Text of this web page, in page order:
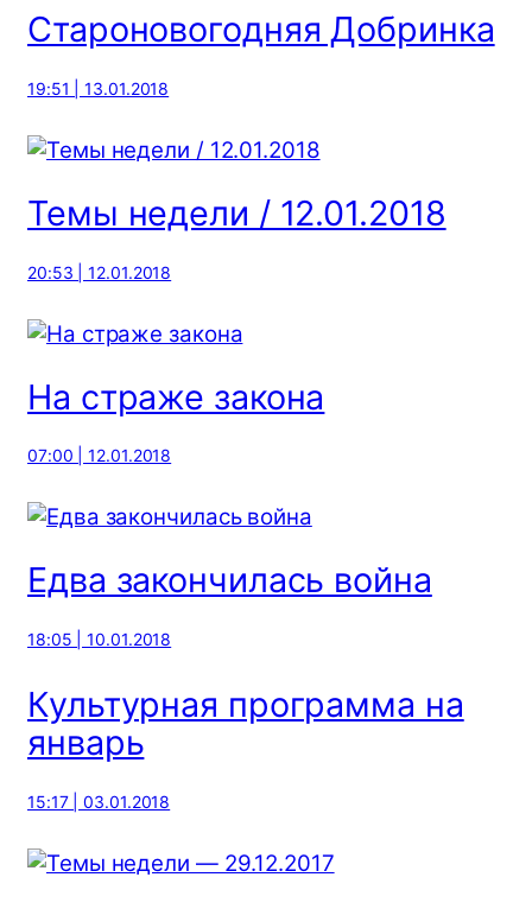
Староновогодняя Добринка
19:51 | 13.01.2018
Темы недели / 12.01.2018
20:53 | 12.01.2018
На страже закона
07:00 | 12.01.2018
Едва закончилась война
18:05 | 10.01.2018
Культурная программа на
январь
15:17 | 03.01.2018